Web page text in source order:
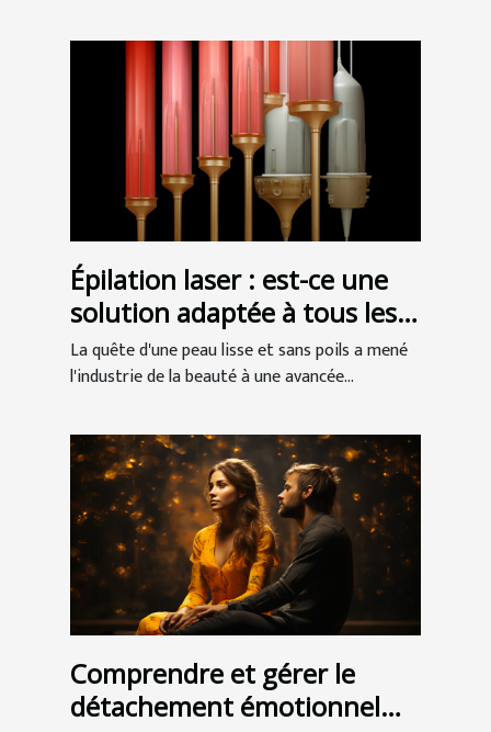
Épilation laser : est-ce une
solution adaptée à tous les
types de peau ?
La quête d'une peau lisse et sans poils a mené
l'industrie de la beauté à une avancée...
Comprendre et gérer le
détachement émotionnel